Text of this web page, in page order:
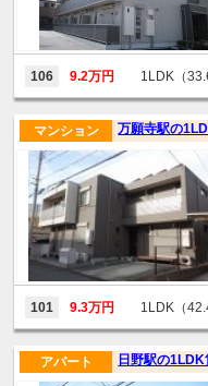
106 9.2万円 1LDK（
万願寺駅の
マンション
101 9.3万円 1LDK（
日野駅の1LDK
アパート